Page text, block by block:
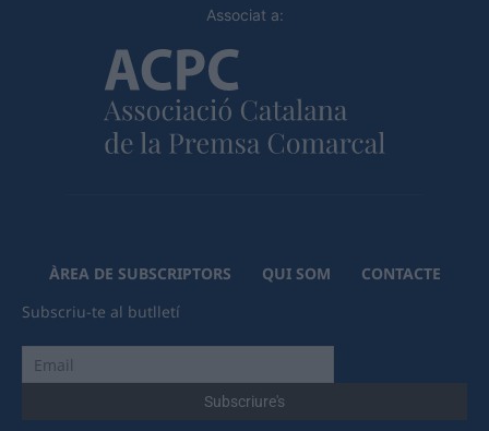
Associat a:
ÀREA DE SUBSCRIPTORS QUI SOM
CONTACTE
Subscriu-te al butlletí